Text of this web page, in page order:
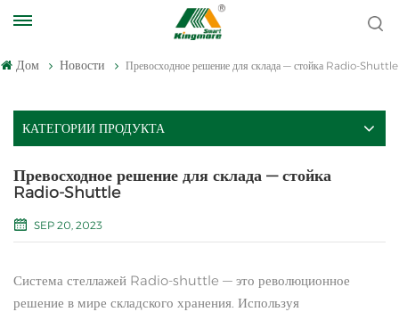
Дом Новости Превосходное решение для склада — стойка Radio-Shuttle
КАТЕГОРИИ ПРОДУКТА
Превосходное решение для склада — стойка
Radio-Shuttle
SEP 20, 2023
Система стеллажей Radio-shuttle — это революционное
решение в мире складского хранения. Используя